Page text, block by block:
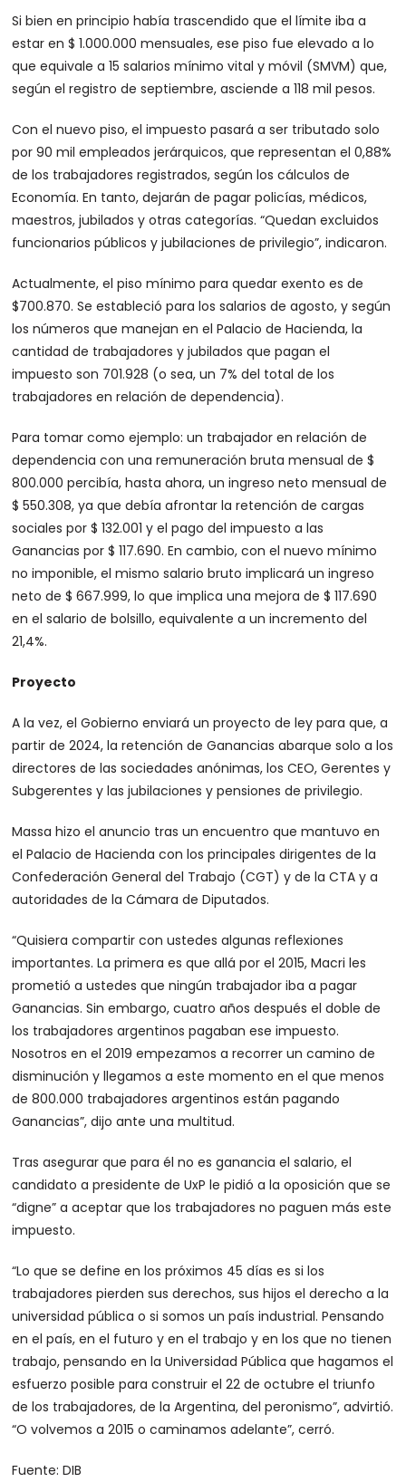
Si bien en principio había trascendido que el límite iba a
estar en $ 1.000.000 mensuales, ese piso fue elevado a lo
que equivale a 15 salarios mínimo vital y móvil (SMVM) que,
según el registro de septiembre, asciende a 118 mil pesos.
Con el nuevo piso, el impuesto pasará a ser tributado solo
por 90 mil empleados jerárquicos, que representan el 0,88%
de los trabajadores registrados, según los cálculos de
Economía. En tanto, dejarán de pagar policías, médicos,
maestros, jubilados y otras categorías. “Quedan excluidos
funcionarios públicos y jubilaciones de privilegio”, indicaron.
Actualmente, el piso mínimo para quedar exento es de
$700.870. Se estableció para los salarios de agosto, y según
los números que manejan en el Palacio de Hacienda, la
cantidad de trabajadores y jubilados que pagan el
impuesto son 701.928 (o sea, un 7% del total de los
trabajadores en relación de dependencia).
Para tomar como ejemplo: un trabajador en relación de
dependencia con una remuneración bruta mensual de $
800.000 percibía, hasta ahora, un ingreso neto mensual de
$ 550.308, ya que debía afrontar la retención de cargas
sociales por $ 132.001 y el pago del impuesto a las
Ganancias por $ 117.690. En cambio, con el nuevo mínimo
no imponible, el mismo salario bruto implicará un ingreso
neto de $ 667.999, lo que implica una mejora de $ 117.690
en el salario de bolsillo, equivalente a un incremento del
21,4%.
Proyecto
A la vez, el Gobierno enviará un proyecto de ley para que, a
partir de 2024, la retención de Ganancias abarque solo a los
directores de las sociedades anónimas, los CEO, Gerentes y
Subgerentes y las jubilaciones y pensiones de privilegio.
Massa hizo el anuncio tras un encuentro que mantuvo en
el Palacio de Hacienda con los principales dirigentes de la
Confederación General del Trabajo (CGT) y de la CTA y a
autoridades de la Cámara de Diputados.
“Quisiera compartir con ustedes algunas reflexiones
importantes. La primera es que allá por el 2015, Macri les
prometió a ustedes que ningún trabajador iba a pagar
Ganancias. Sin embargo, cuatro años después el doble de
los trabajadores argentinos pagaban ese impuesto.
Nosotros en el 2019 empezamos a recorrer un camino de
disminución y llegamos a este momento en el que menos
de 800.000 trabajadores argentinos están pagando
Ganancias”, dijo ante una multitud.
Tras asegurar que para él no es ganancia el salario, el
candidato a presidente de UxP le pidió a la oposición que se
“digne” a aceptar que los trabajadores no paguen más este
impuesto.
“Lo que se define en los próximos 45 días es si los
trabajadores pierden sus derechos, sus hijos el derecho a la
universidad pública o si somos un país industrial. Pensando
en el país, en el futuro y en el trabajo y en los que no tienen
trabajo, pensando en la Universidad Pública que hagamos el
esfuerzo posible para construir el 22 de octubre el triunfo
de los trabajadores, de la Argentina, del peronismo”, advirtió.
“O volvemos a 2015 o caminamos adelante”, cerró.
Fuente: DIB